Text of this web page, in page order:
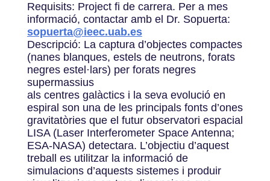
Requisits: Project fi de carrera. Per a mes
informació, contactar amb el Dr. Sopuerta:
sopuerta@ieec.uab.es
Descripció: La captura d’objectes compactes
(nanes blanques, estels de neutrons, forats
negres estel·lars) per forats negres
supermassius
als centres galàctics i la seva evolució en
espiral son una de les principals fonts d’ones
gravitatòries que el futur observatori espacial
LISA (Laser Interferometer Space Antenna;
ESA-NASA) detectara. L’objectiu d’aquest
treball es utilitzar la informació de
simulacions d’aquests sistemes i produir